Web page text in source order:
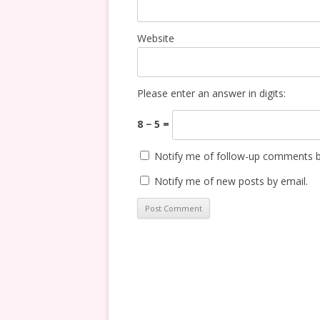
Website
Please enter an answer in digits:
8 − 5 =
Notify me of follow-up comments
Notify me of new posts by email.